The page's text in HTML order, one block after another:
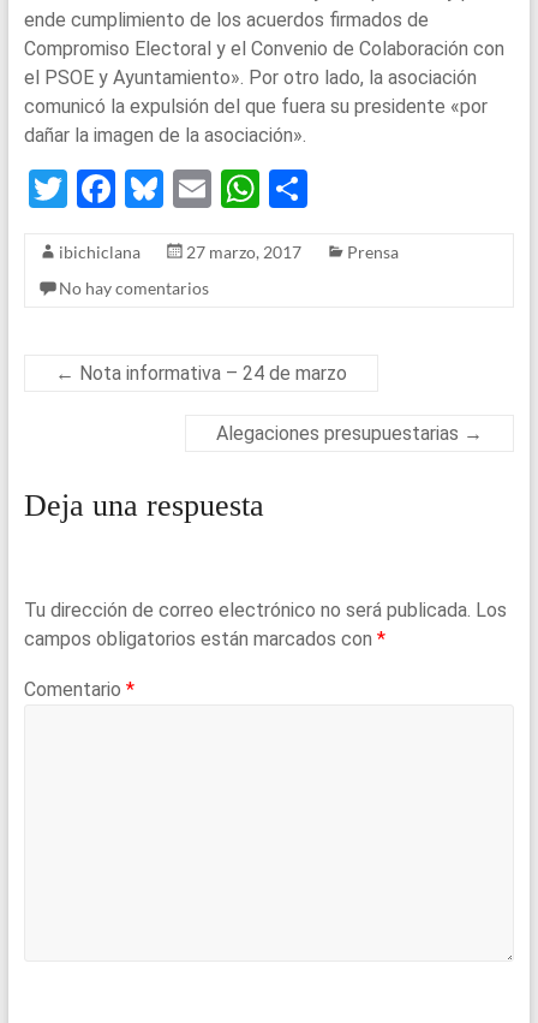
ende cumplimiento de los acuerdos firmados de
Compromiso Electoral y el Convenio de Colaboración con
el PSOE y Ayuntamiento». Por otro lado, la asociación
comunicó la expulsión del que fuera su presidente «por
dañar la imagen de la asociación».
T
tt
er
F
ce
b
o
Bl
es
ky
E
ail
W
at
p
p
S
ar
ibichiclana 27 marzo, 2017
Prensa
No hay comentarios
← Nota informativa – 24 de marzo
Alegaciones presupuestarias →
Deja una respuesta
Tu dirección de correo electrónico no será publicada. Los
campos obligatorios están marcados con *
Comentario *